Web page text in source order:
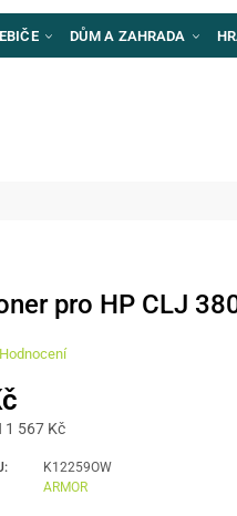
DŮM A ZAHRADA
pro HP CLJ
Hodnocení
1 567 Kč
K12259OW
ARMOR